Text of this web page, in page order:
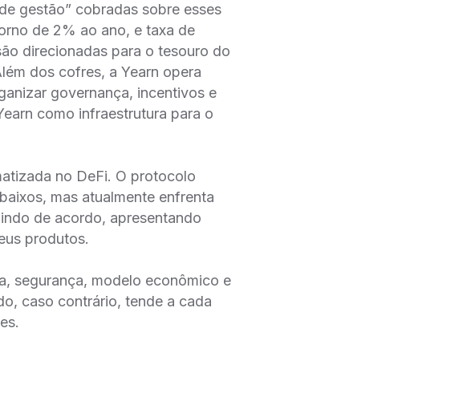
gestão” cobradas sobre esses
de 2% ao ano, e taxa de
direcionadas para o tesouro do
dos cofres, a Yearn opera
governança, incentivos e
como infraestrutura para o
no DeFi. O protocolo
mas atualmente enfrenta
de acordo, apresentando
produtos.
segurança, modelo econômico e
caso contrário, tende a cada